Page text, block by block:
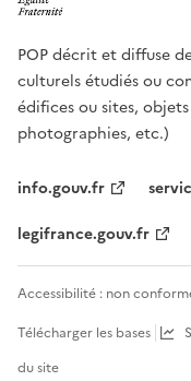
POP décrit et diffuse
culturels étudiés ou
édifices ou sites,
photographies, etc.)
info.gouv.fr
legifrance.gouv.fr
Accessibilité : non
Télécharger les bases
du site